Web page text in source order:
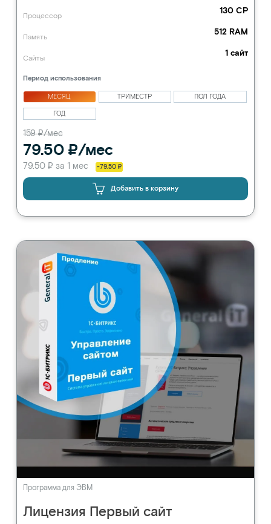
Процессор 130 CP
Память 512 RAM
Сайты 1 сайт
Период использования
МЕСЯЦ ТРИМЕСТР
ПОЛ ГОДА
ГОД
159 ₽/мес
79.50 ₽/мес
79.50 ₽ за 1 мес -79.50 ₽
Добавить в корзину
Программа для ЭВМ
Лицензия Первый сайт